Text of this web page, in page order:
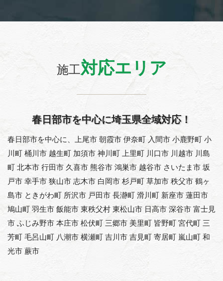
施工対応エリア
春日部市を中心に埼玉県全域対応！
春日部市を中心に、上尾市 朝霞市 伊奈町 入間市 小鹿野町 小
川町 桶川市 越生町 加須市 神川町 上里町 川口市 川越市 川島
町 北本市 行田市 久喜市 熊谷市 鴻巣市 越谷市 さいたま市 坂
戸市 幸手市 狭山市 志木市 白岡市 杉戸町 草加市 秩父市 鶴ヶ
島市 ときがわ町 所沢市 戸田市 長瀞町 滑川町 新座市 蓮田市
鳩山町 羽生市 飯能市 東秩父村 東松山市 日高市 深谷市 富士見
市 ふじみ野市 本庄市 松伏町 三郷市 美里町 皆野町 宮代町 三
芳町 毛呂山町 八潮市 横瀬町 吉川市 吉見町 寄居町 嵐山町 和
光市 蕨市